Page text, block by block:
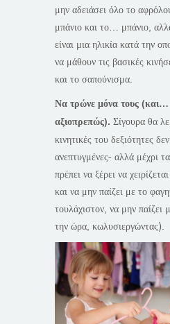
μην αδειάσει όλο το
μπάνιο και το… μπάνιο,
είναι μια ηλικία κατά την
να μάθουν τις βασικές
και το σαπούνισμα.
Να τρώνε μόνα τους (και…
αξιοπρεπώς). Σίγουρα θα
κινητικές του δεξιότητες
ανεπτυγμένες- αλλά μέχρι
πρέπει να ξέρει να
και να μην παίζει με το
τουλάχιστον, να μην
την ώρα, κωλυσιεργώντας).